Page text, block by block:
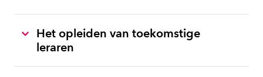
Het opleiden van toekomstige
leraren